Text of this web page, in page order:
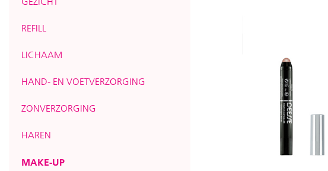
REFILL
LICHAAM
HAND- EN VOETVERZORGING
ZONVERZORGING
HAREN
MAKE-UP